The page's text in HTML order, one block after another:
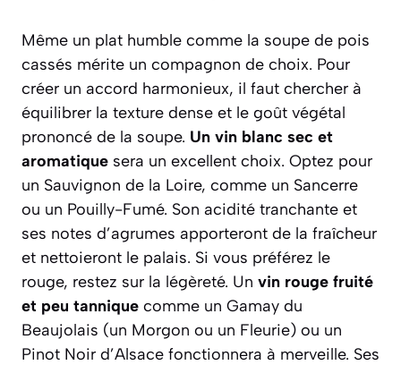
Même un plat humble comme la soupe de pois
cassés mérite un compagnon de choix. Pour
créer un accord harmonieux, il faut chercher à
équilibrer la texture dense et le goût végétal
prononcé de la soupe. Un vin blanc sec et
aromatique sera un excellent choix. Optez pour
un Sauvignon de la Loire, comme un Sancerre
ou un Pouilly-Fumé. Son acidité tranchante et
ses notes d’agrumes apporteront de la fraîcheur
et nettoieront le palais. Si vous préférez le
rouge, restez sur la légèreté. Un vin rouge fruité
et peu tannique comme un Gamay du
Beaujolais (un Morgon ou un Fleurie) ou un
Pinot Noir d’Alsace fonctionnera à merveille. Ses